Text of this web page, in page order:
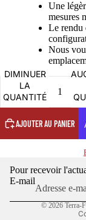
Une
mesures
Le rendu
Nous
DIMINUER
LA
QUANTITÉ
AJOUTER AU PANIER
Pour recevoir
E-mail
© 2026 Terra-
Politique de
Politique de
Conditions
Politique
Conditions
Mentions légales